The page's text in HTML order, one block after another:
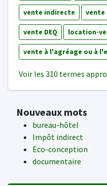
vente indirecte vente
vente DEQ location-
vente à l'agréage ou à
Voir les 310 termes
Nouveaux mots
bureau-hôtel
Impôt indirect
Eco-conception
documentaire